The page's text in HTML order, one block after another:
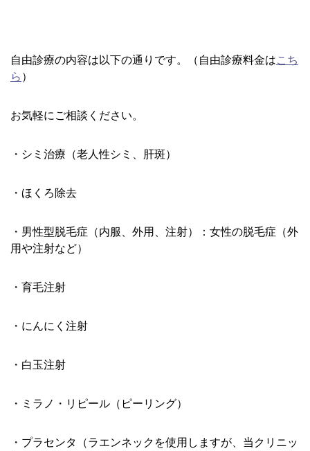
自由診療の内容は以下の通りです。（自由診療料金はこち
ら ）
お気軽にご相談ください。
・シミ治療（老人性シミ、肝斑）
・ほくろ除去
・男性型脱毛症（内服、外用、注射）：女性の脱毛症（外
用や注射など）
・育毛注射
・にんにく注射
・白玉注射
・ミラノ・リピール（ピーリング）
・プラセンタ（ラエンネックを使用しますが、当クリニッ